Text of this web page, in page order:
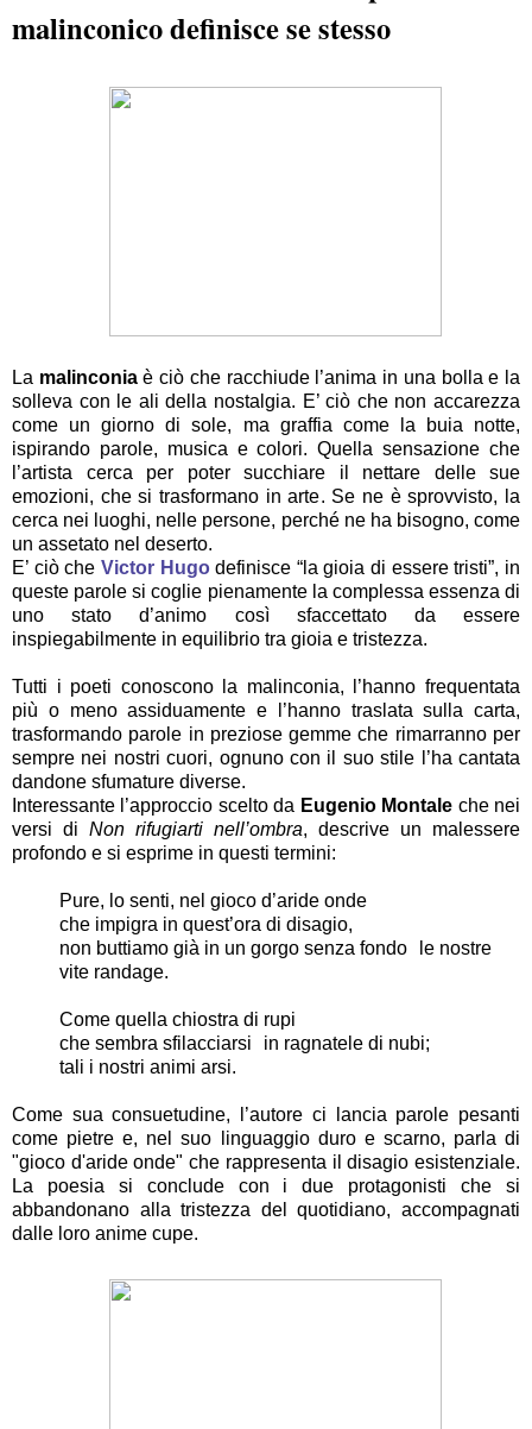
malinconico definisce se stesso
La malinconiaè ciò che racchiude l’anima in una bolla e la
solleva con le ali della nostalgia. E’ ciò che non accarezza
come un giorno di sole, ma graffia come la buia notte,
ispirando parole, musica e colori. Quella sensazione che
l’artista cerca per poter succhiare il nettare delle sue
emozioni, che si trasformano in arte. Se ne è sprovvisto, la
cerca nei luoghi, nelle persone, perché ne ha bisogno, come
un assetato nel deserto.
E’ ciò che Victor Hugodefinisce “la gioia di essere tristi”, in
queste parole si coglie pienamente la complessa essenza di
uno stato d’animo così sfaccettato da essere
inspiegabilmente in equilibrio tra gioia e tristezza.
Tutti i poeti conoscono la malinconia, l’hanno frequentata
più o meno assiduamente e l’hanno traslata sulla carta,
trasformando parole in preziose gemme che rimarranno per
sempre nei nostri cuori, ognuno con il suo stile l’ha cantata
dandone sfumature diverse.
Interessante l’approccio scelto da Eugenio Montale che nei
versi di Non rifugiarti nell’ombra, descrive un malessere
profondo e si esprime in questi termini:
Pure, lo senti, nel gioco d’aride onde
che impigra in quest’ora di disagio,
non buttiamo già in un gorgo senza fondo le nostre
vite randage.
Come quella chiostra di rupi
che sembra sfilacciarsi in ragnatele di nubi;
tali i nostri animi arsi.
Come sua consuetudine, l’autore ci lancia parole pesanti
come pietre e, nel suo linguaggio duro e scarno, parla di
"gioco d'aride onde" che rappresenta il disagio esistenziale.
La poesia si conclude con i due protagonisti che si
abbandonano alla tristezza del quotidiano, accompagnati
dalle loro anime cupe.